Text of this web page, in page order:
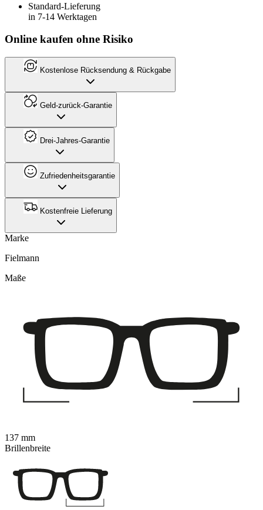
Standard-Lieferung
in 7-14 Werktagen
Online kaufen ohne Risiko
Kostenlose Rücksendung & Rückgabe
Geld-zurück-Garantie
Drei-Jahres-Garantie
Zufriedenheitsgarantie
Kostenfreie Lieferung
Marke
Fielmann
Maße
137 mm
Brillenbreite